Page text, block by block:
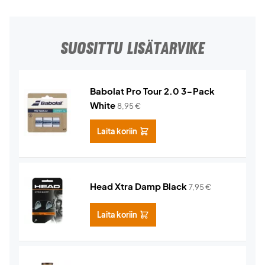
SUOSITTU LISÄTARVIKE
Babolat Pro Tour 2.0 3-Pack
White 8,95€
Laita koriin
Head Xtra Damp Black7,95€
Laita koriin